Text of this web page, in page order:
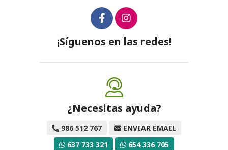
¡Síguenos en las redes!
¿Necesitas ayuda?
986 512 767
ENVIAR EMAIL
637 733 321
654 336 705